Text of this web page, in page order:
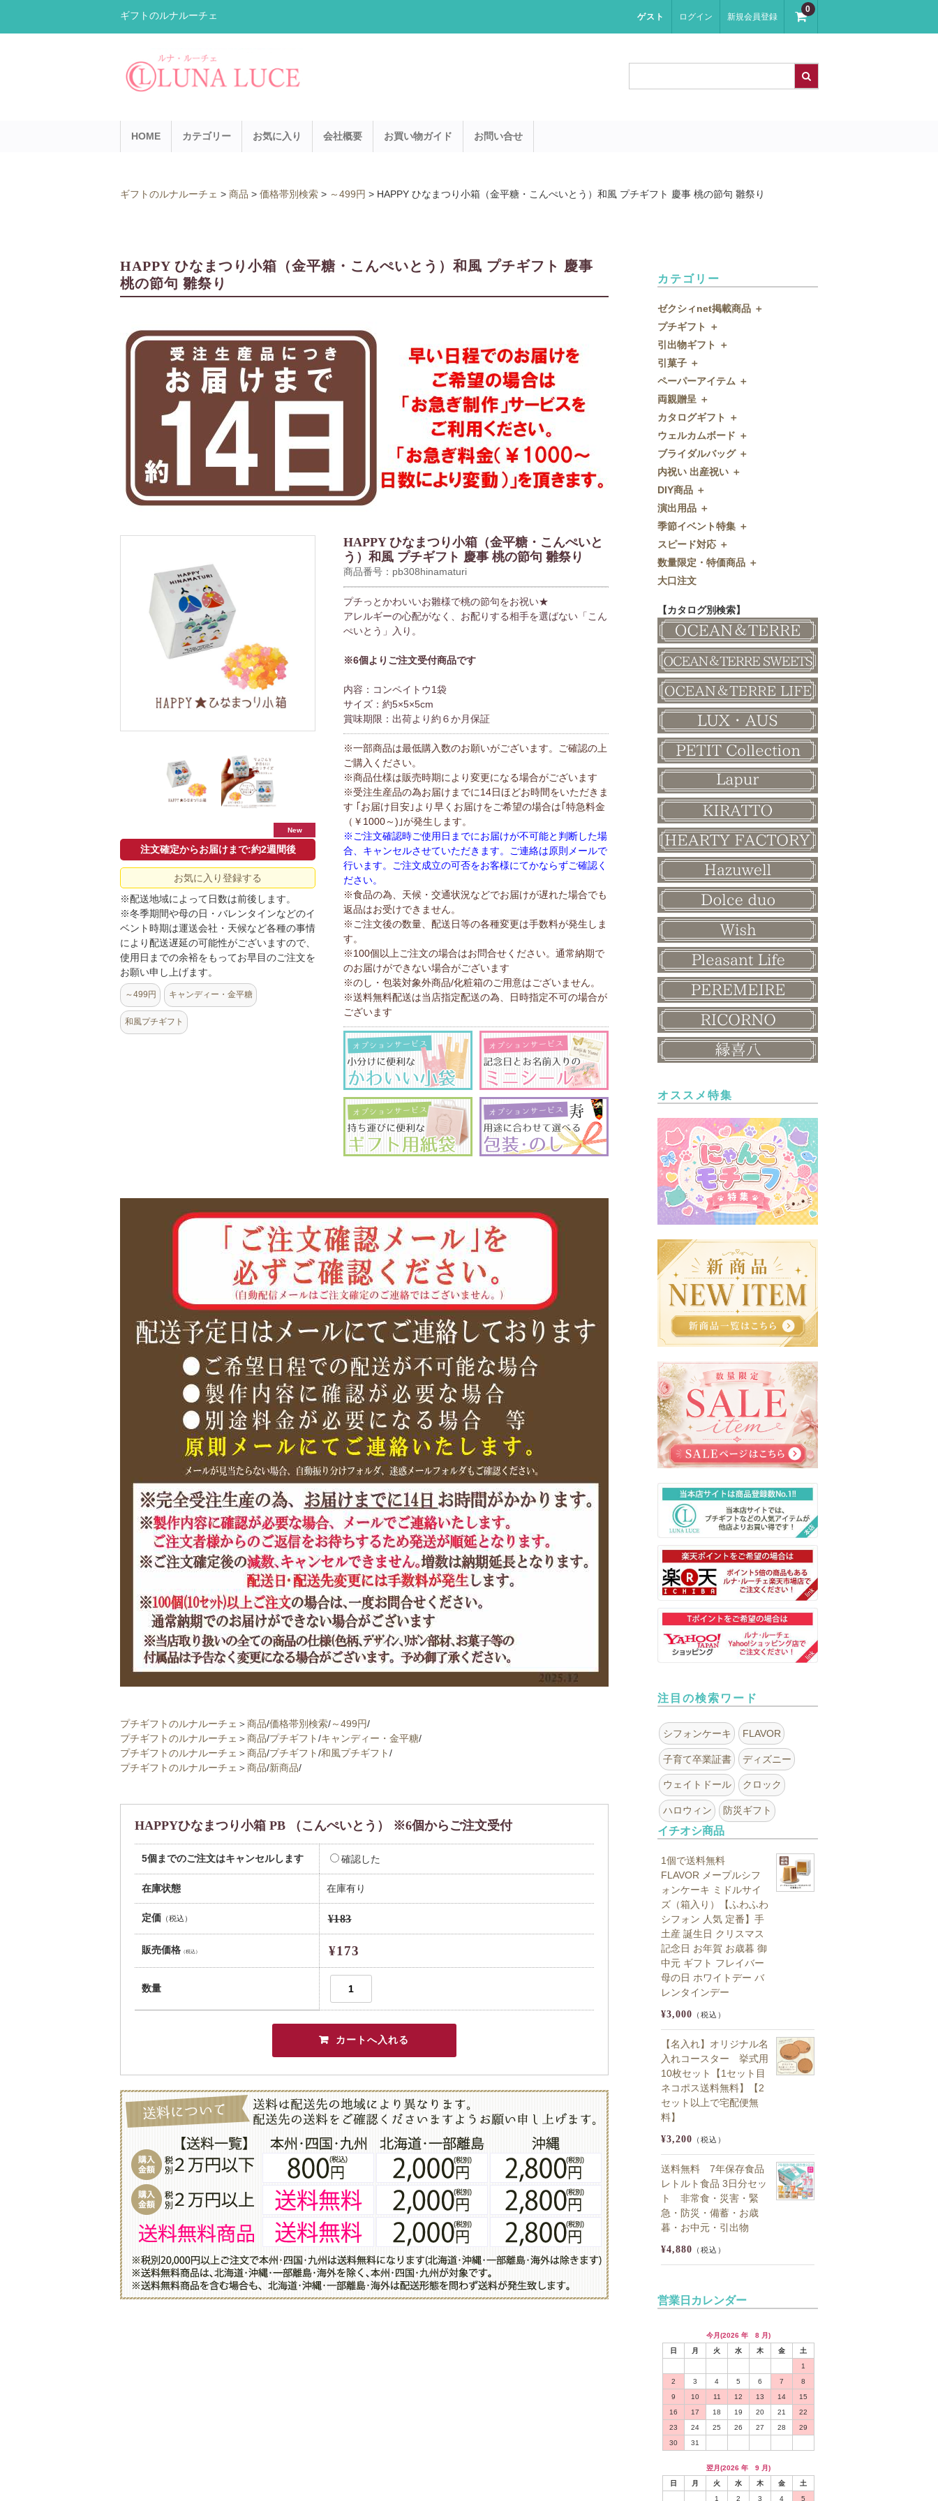
ギフトのルナルーチェ ゲスト ログイン 新規会員登録
0
HOME カテゴリー お気に入り 会社概要 お買い物ガイド お問い合せ
ギフトのルナルーチェ > 商品 > 価格帯別検索 > ～499円 > HAPPY ひなまつり小箱（金平糖・こんぺいとう）和風 プチギフト 慶事 桃の節句 雛祭り
HAPPY ひなまつり小箱（金平糖・こんぺいとう）和風 プチギフト 慶事
桃の節句 雛祭り
New
注文確定からお届けまで:約2週間後
お気に入り登録する
※配送地域によって日数は前後します。
※冬季期間や母の日・バレンタインなどのイ
ベント時期は運送会社・天候など各種の事情
により配送遅延の可能性がございますので、
使用日までの余裕をもってお早目のご注文を
お願い申し上げます。
～499円 キャンディー・金平糖
和風プチギフト
HAPPY ひなまつり小箱（金平糖・こんぺいと
う）和風 プチギフト 慶事 桃の節句 雛祭り
商品番号：pb308hinamaturi
プチっとかわいいお雛様で桃の節句をお祝い★
アレルギーの心配がなく、お配りする相手を選ばない「こん
ぺいとう」入り。
※6個よりご注文受付商品です
内容：コンペイトウ1袋
サイズ：約5×5×5cm
賞味期限：出荷より約６か月保証
※一部商品は最低購入数のお願いがございます。ご確認の上
ご購入ください。
※商品仕様は販売時期により変更になる場合がございます
※受注生産品の為お届けまでに14日ほどお時間をいただきま
す ｢お届け目安｣より早くお届けをご希望の場合は｢特急料金
（￥1000～)｣が発生します。
※ご注文確認時ご使用日までにお届けが不可能と判断した場
合、キャンセルさせていただきます。ご連絡は原則メールで
行います。ご注文成立の可否をお客様にてかならずご確認く
ださい。
※食品の為、天候・交通状況などでお届けが遅れた場合でも
返品はお受けできません。
※ご注文後の数量、配送日等の各種変更は手数料が発生しま
す。
※100個以上ご注文の場合はお問合せください。通常納期で
のお届けができない場合がございます
※のし・包装対象外商品/化粧箱のご用意はございません。
※送料無料配送は当店指定配送の為、日時指定不可の場合が
ございます
プチギフトのルナルーチェ ＞商品/価格帯別検索/～499円/
プチギフトのルナルーチェ ＞商品/プチギフト/キャンディー・金平糖/
プチギフトのルナルーチェ ＞商品/プチギフト/和風プチギフト/
プチギフトのルナルーチェ ＞商品/新商品/
HAPPYひなまつり小箱 PB （こんぺいとう） ※6個からご注文受付
5個までのご注文はキャンセルします 確認した
在庫状態 在庫有り
定価 （税込） ¥183
販売価格（税込） ¥173
数量
カテゴリー
ゼクシィnet掲載商品 ＋
ゼクシィnet掲載商品
プチギフト ＋
プチギフト
ウェルカムプチギフト
アメニティ
キャンディー・金平糖
クッキー
スプーン
チョコレート
ディズニー
ドラジェ
プチタオル
席札立て
耳かき＆ぺん
紅茶＆コーヒー
和風プチギフト
その他
引出物ギフト ＋
引出物ギフト
グラス
タオル・石鹸・名披露目
ディズニーギフト
今治タオル
引出物セット
和食器
名入れ贈呈品
特選ギフト
珈琲・紅茶
鰹節・フード
引菓子 ＋
引菓子
バウムクーヘン
洋菓子
和菓子
FLAVOR
ペーパーアイテム ＋
ペーパーアイテム
招待状
席次表
席札
付箋・メッセージカード
印刷代行
ディズニーシリーズ
両親贈呈 ＋
両親贈呈
ディズニーウェイトドール
ウェイトベア
子育て卒業証書
クロックギフト
カタログギフト ＋
カタログギフト
OCEAN&TERRE GOURMET
SHIKISAI ONE
Grace
ウェルカムボード ＋
ウェルカムボード
カラーステンドグラス調
ガラス
フラワータイプ
ペンダントクロック
ミラー
メッセージパズル
似顔絵
和風ボード
ブライダルバッグ ＋
ブライダルバッグ
内祝い 出産祝い ＋
内祝い 出産祝い
DIY商品 ＋
DIY商品
演出用品 ＋
演出用品
リングピロー
ブーケプルズ
結婚証明書
その他
季節イベント特集 ＋
季節イベント特集
サクラ
クローバー
クリスマス
バレンタイン
ホワイトデー
母の日
父の日
敬老の日
スピード対応 ＋
スピード対応
即日お急ぎ発送
数量限定・特価商品 ＋
数量限定・特価商品
大口注文
【カタログ別検索】
オススメ特集
注目の検索ワード
シフォンケーキ FLAVOR
子育て卒業証書 ディズニー
ウェイトドール クロック
ハロウィン 防災ギフト
イチオシ商品
1個で送料無料
FLAVOR メープルシフ
ォンケーキ ミドルサイ
ズ（箱入り）【ふわふわ
シフォン 人気 定番】手
土産 誕生日 クリスマス
記念日 お年賀 お歳暮 御
中元 ギフト フレイバー
母の日 ホワイトデー バ
レンタインデー
¥3,000 （税込）
【名入れ】オリジナル名
入れコースター 挙式用
10枚セット【1セット目
ネコポス送料無料】【2
セット以上で宅配便無
料】
¥3,200 （税込）
送料無料 7年保存食品
レトルト食品 3日分セッ
ト 非常食・災害・緊
急・防災・備蓄・お歳
暮・お中元・引出物
¥4,880 （税込）
営業日カレンダー
今月(2026 年 8 月)
日
月 火 水 木 金
土
1
2
3 4 5 6 7
8
9
10 11 12 13 14
15
16
17 18 19 20 21
22
23
24 25 26 27 28
29
30
31
翌月(2026 年 9 月)
日
月 火 水 木 金
土
1
2 3 4 5